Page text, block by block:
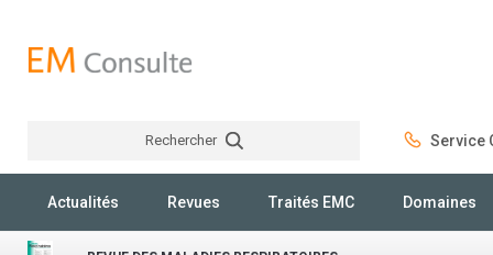
Rechercher Service
Actualités Revues Traités EMC Domaines